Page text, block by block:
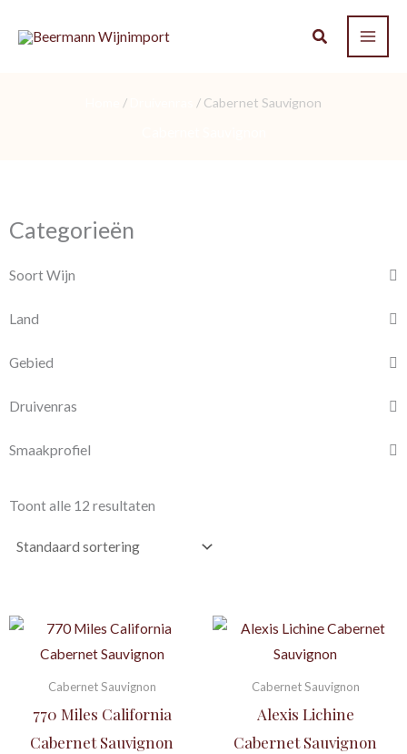
naar
/ / Cabernet Sauvignon
Categorieën
Soort Wijn
Land
Gebied
Druivenras
Smaakprofiel
Toont alle 12 resultaten
Cabernet Sauvignon
770 Miles California
Cabernet Sauvignon
Cabernet Sauvignon
Alexis Lichine
Cabernet Sauvignon